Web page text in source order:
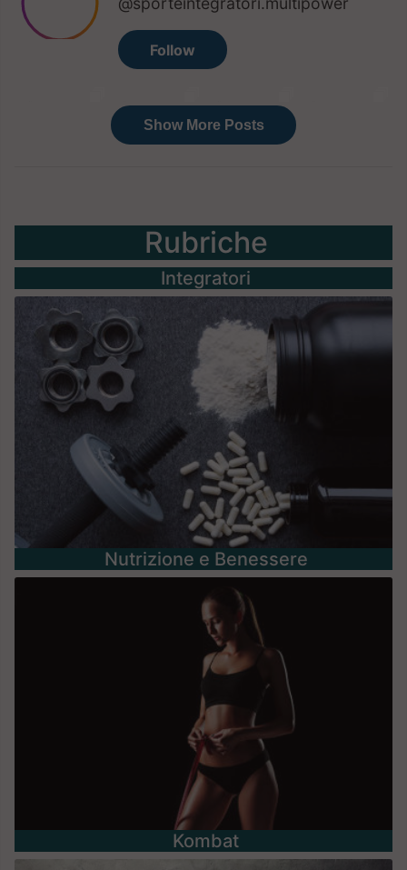
Rubriche
Integratori
Nutrizione e Benessere
Kombat